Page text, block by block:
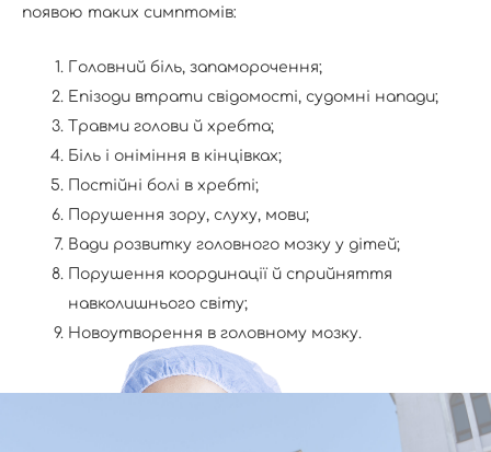
появою таких симптомів:
Головний біль, запаморочення;
Епізоди втрати свідомості, судомні напади;
Травми голови й хребта;
Біль і оніміння в кінцівках;
Постійні болі в хребті;
Порушення зору, слуху, мови;
Вади розвитку головного мозку у дітей;
Порушення координації й сприйняття
навколишнього світу;
Новоутворення в головному мозку.